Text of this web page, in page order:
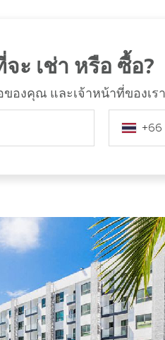
ะ เช่า หรือ ซื้อ?
องคุณ และเจ้าหน้าที่ของเ
+66